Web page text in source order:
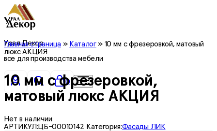
Урал Декор
все для производства мебели
0
Главная страница» Каталог» 10 мм с фрезеровкой, матовый
люкс АКЦИЯ
10 мм с фрезеровкой,
матовый люкс АКЦИЯ
Нет в наличии
АРТИКУЛ:ЦБ-00010142 Категория:Фасады ЛИК